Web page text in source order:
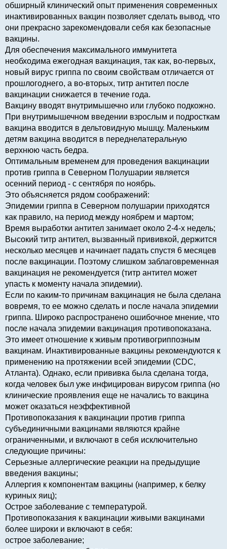
обширный клинический опыт применения современных
инактивированных вакцин позволяет сделать вывод, что
они прекрасно зарекомендовали себя как безопасные
вакцины.
Для обеспечения максимального иммунитета
необходима ежегодная вакцинация, так как, во-первых,
новый вирус гриппа по своим свойствам отличается от
прошлогоднего, а во-вторых, титр антител после
вакцинации снижается в течение года.
Вакцину вводят внутримышечно или глубоко подкожно.
При внутримышечном введении взрослым и подросткам
вакцина вводится в дельтовидную мышцу. Маленьким
детям вакцина вводится в переднелатеральную
верхнюю часть бедра.
Оптимальным временем для проведения вакцинации
против гриппа в Северном Полушарии является
осенний период - с сентября по ноябрь.
Это объясняется рядом соображений:
Эпидемии гриппа в Северном полушарии приходятся
как правило, на период между ноябрем и мартом;
Время выработки антител занимает около 2-4-х недель;
Высокий титр антител, вызванный прививкой, держится
несколько месяцев и начинает падать спустя 6 месяцев
после вакцинации. Поэтому слишком заблаговременная
вакцинация не рекомендуется (титр антител может
упасть к моменту начала эпидемии).
Если по каким-то причинам вакцинация не была сделана
вовремя, то ее можно сделать и после начала эпидемии
гриппа. Широко распространено ошибочное мнение, что
после начала эпидемии вакцинация противопоказана.
Это имеет отношение к живым противогриппозным
вакцинам. Инактивированные вакцины рекомендуются к
применению на протяжении всей эпидемии (CDC,
Атланта). Однако, если прививка была сделана тогда,
когда человек был уже инфицирован вирусом гриппа (но
клинические проявления еще не начались то вакцина
может оказаться неэффективной
Противопоказания к вакцинации против гриппа
субъединичными вакцинами являются крайне
ограниченными, и включают в себя исключительно
следующие причины:
Серьезные аллергические реакции на предыдущие
введения вакцины;
Аллергия к компонентам вакцины (например, к белку
куриных яиц);
Острое заболевание с температурой.
Противопоказания к вакцинации живыми вакцинами
более широки и включают в себя:
острое заболевание;